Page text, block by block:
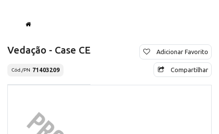
Vedação - Case CE
Cód./PN 71403209
Adicionar Favorito
Compartilhar